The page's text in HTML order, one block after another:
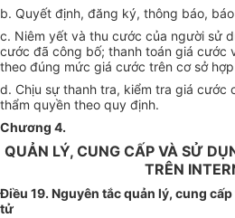
b. Quyết định, đăng ký, thông báo,
c. Niêm yết và thu cước của người sử
cước đã công bố; thanh toán giá cước
theo đúng mức giá cước trên cơ sở
d. Chịu sự thanh tra, kiểm tra giá cước
thẩm quyền theo quy định.
Chương 4.
QUẢN LÝ, CUNG CẤP VÀ SỬ
TRÊN
Điều 19. Nguyên tắc quản lý, cung
tử